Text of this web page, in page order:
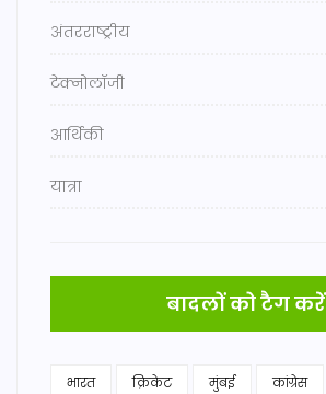
अंतरराष्ट्रीय
टेक्नोलॉजी
आर्थिकी
यात्रा
बादलों को टैग करें
भारत क्रिकेट मुंबई कांग्रेस